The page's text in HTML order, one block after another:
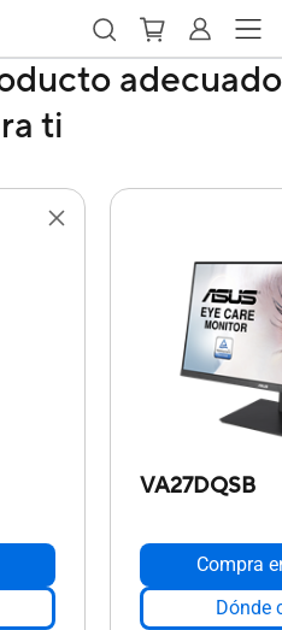
adecuado
ti
VA27DQSB
Compra
Dónde